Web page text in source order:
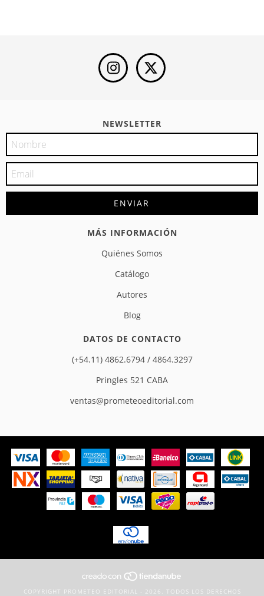
NEWSLETTER
MÁS INFORMACIÓN
Quiénes Somos
Catálogo
Autores
Blog
DATOS DE CONTACTO
(+54.11) 4862.6794 / 4864.3297
Pringles 521 CABA
ventas@prometeoeditorial.com
COPYRIGHT PROMETEO EDITORIAL - 2026. TODOS LOS DERECHOS